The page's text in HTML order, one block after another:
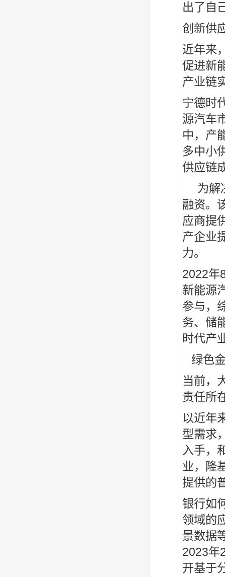
出了自
创新供
近年来
促进新
产业链
宁德时
源汽车
中，产
多中小
供应链
为解
融资。
应商提
产企业
力。
2022年
新能源
参与，
务、储
时代产
绿色
当前，
责任所
以近年
型需求
入手，
业，隆
提供的
银行如
领域的
景数据
2023年
开基于